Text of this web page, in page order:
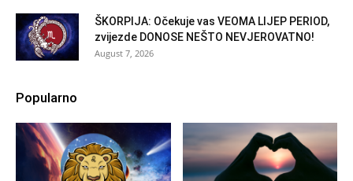
ŠKORPIJA: Očekuje vas VEOMA LIJEP PERIOD,
zvijezde DONOSE NEŠTO NEVJEROVATNO!
August 7, 2026
Popularno